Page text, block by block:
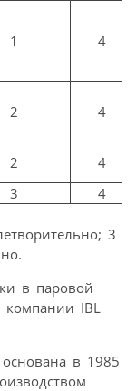
1 4
2 4
2
4
3 4
3
в паровой
компании IBL
в 1985